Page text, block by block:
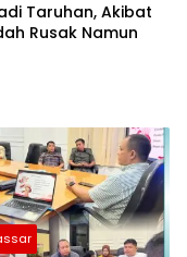
Taruhan, Akibat
Rusak Namun